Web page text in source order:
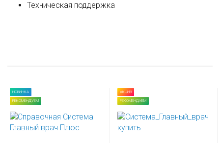
Техническая поддержка
НОВИНКА
РЕКОМЕНДУЕМ
АКЦИЯ
РЕКОМЕНДУЕМ